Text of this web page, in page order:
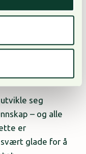
vært i
og vi tar
50-tallet, når
i dette
seg
– og alle
er
svært glade for å